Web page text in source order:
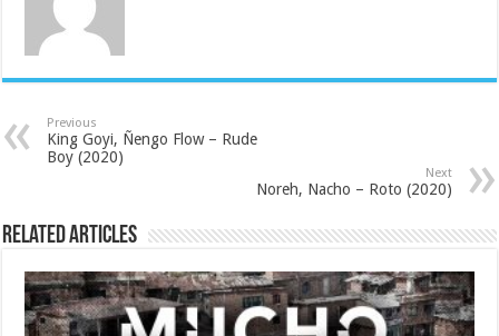
Previous
King Goyi, Ñengo Flow – Rude
Boy (2020)
Next
Noreh, Nacho – Roto (2020)
Related Articles